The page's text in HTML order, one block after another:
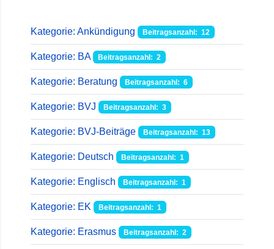
Kategorie: Ankündigung Beitragsanzahl: 12
Kategorie: BA Beitragsanzahl: 2
Kategorie: Beratung Beitragsanzahl: 6
Kategorie: BVJ Beitragsanzahl: 3
Kategorie: BVJ-Beiträge Beitragsanzahl: 13
Kategorie: Deutsch Beitragsanzahl: 1
Kategorie: Englisch Beitragsanzahl: 1
Kategorie: EK Beitragsanzahl: 1
Kategorie: Erasmus Beitragsanzahl: 2